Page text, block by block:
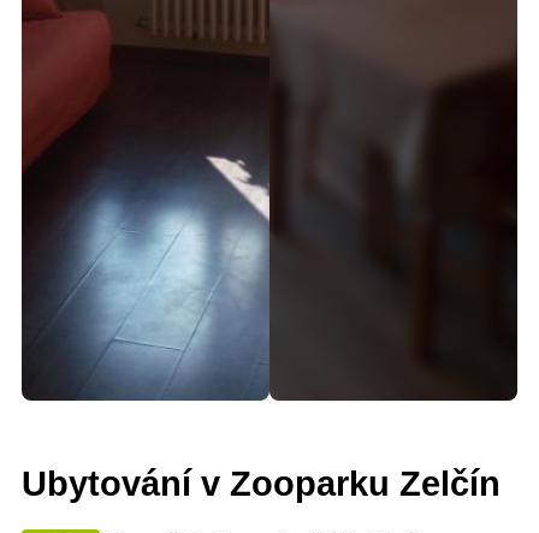
Ubytování v Zooparku Zelčín